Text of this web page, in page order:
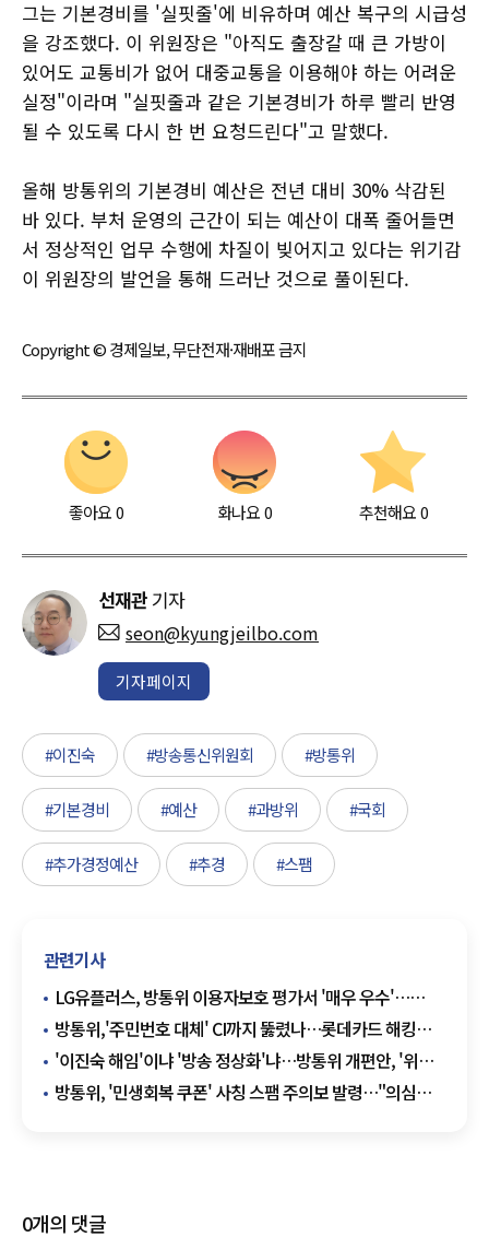
그는 기본경비를 '실핏줄'에 비유하며 예산 복구의 시급성
을 강조했다. 이 위원장은 "아직도 출장갈 때 큰 가방이
있어도 교통비가 없어 대중교통을 이용해야 하는 어려운
실정"이라며 "실핏줄과 같은 기본경비가 하루 빨리 반영
될 수 있도록 다시 한 번 요청드린다"고 말했다.
올해 방통위의 기본경비 예산은 전년 대비 30% 삭감된
바 있다. 부처 운영의 근간이 되는 예산이 대폭 줄어들면
서 정상적인 업무 수행에 차질이 빚어지고 있다는 위기감
이 위원장의 발언을 통해 드러난 것으로 풀이된다.
Copyright © 경제일보, 무단전재·재배포 금지
좋아요0 화나요0 추천해요 0
선재관 기자
seon@kyungjeilbo.com
기자페이지
#이진숙 #방송통신위원회 #방통위
#기본경비 #예산 #과방위 #국회
#추가경정예산 #추경 #스팸
관련기사
LG유플러스, 방통위 이용자보호 평가서 '매우 우수'…
SKT·KT는 '우수'
방통위,'주민번호 대체' CI까지 뚫렸나…롯데카드 해킹
후속 조치로 '안전 실태' 점검
'이진숙 해임'이냐 '방송 정상화'냐…방통위 개편안, '위헌'
논란 속 강행
방통위, '민생회복 쿠폰' 사칭 스팸 주의보 발령…"의심
0개의 댓글